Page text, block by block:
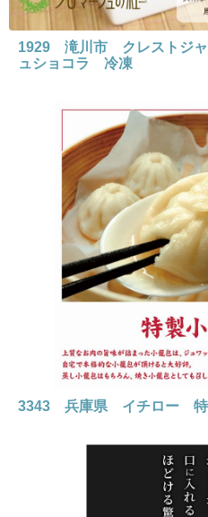
1929 滝川市 クレストジ
ュショコラ 冷凍
3343 兵庫県 イチロー